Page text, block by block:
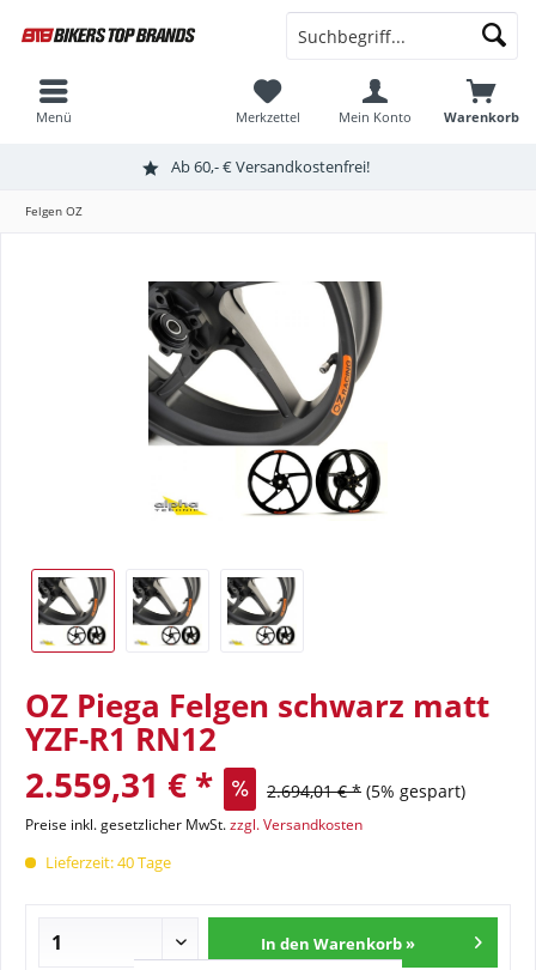
Ab 60,- € Versandkostenfrei!
Warenkorb
Merkzettel Mein Konto
Menü
Felgen OZ
OZ Piega Felgen schwarz matt
YZF-R1 RN12
2.559,31 € * 2.694,01 € * (5% gespart)
Preise inkl. gesetzlicher MwSt.zzgl. Versandkosten
Lieferzeit: 40 Tage
In den Warenkorb »